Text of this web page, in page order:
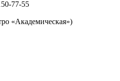
77-55
«Академическая»)